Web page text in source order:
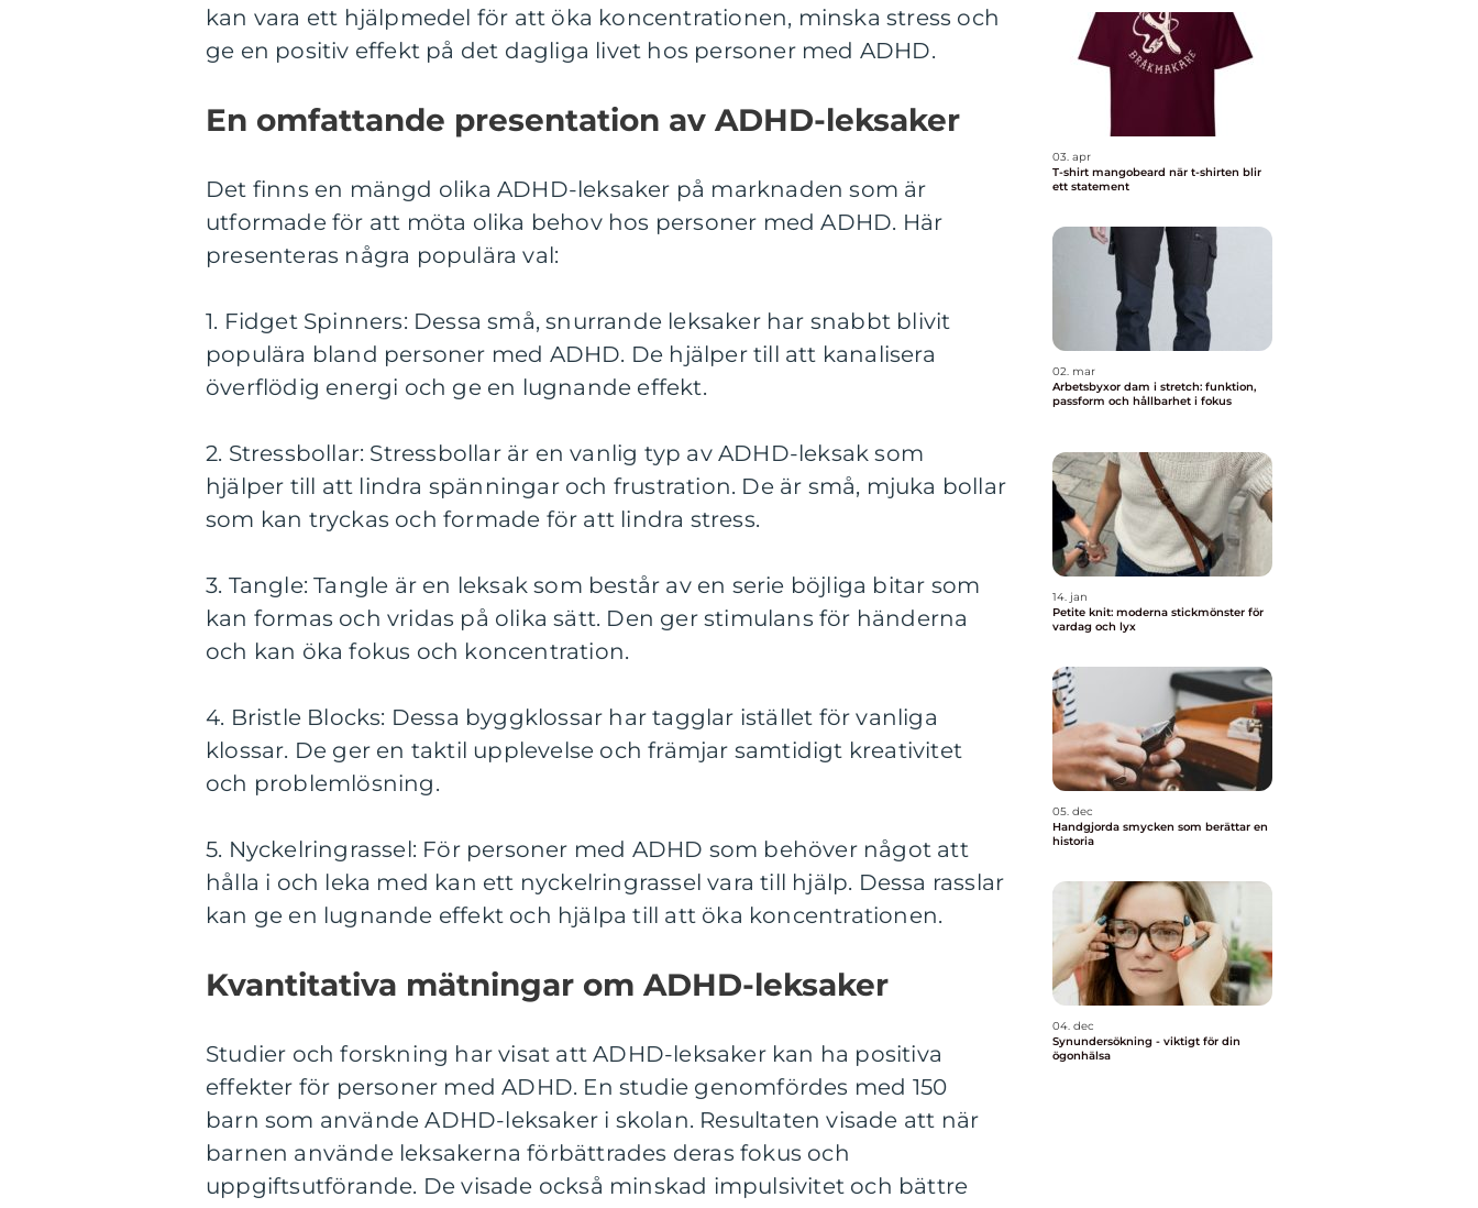
kan vara ett hjälpmedel för att öka koncentrationen, minska stress och
ge en positiv effekt på det dagliga livet hos personer med ADHD.
En omfattande presentation av ADHD-leksaker
Det finns en mängd olika ADHD-leksaker på marknaden som är
utformade för att möta olika behov hos personer med ADHD. Här
presenteras några populära val:
1. Fidget Spinners: Dessa små, snurrande leksaker har snabbt blivit
populära bland personer med ADHD. De hjälper till att kanalisera
överflödig energi och ge en lugnande effekt.
2. Stressbollar: Stressbollar är en vanlig typ av ADHD-leksak som
hjälper till att lindra spänningar och frustration. De är små, mjuka bollar
som kan tryckas och formade för att lindra stress.
3. Tangle: Tangle är en leksak som består av en serie böjliga bitar som
kan formas och vridas på olika sätt. Den ger stimulans för händerna
och kan öka fokus och koncentration.
4. Bristle Blocks: Dessa byggklossar har tagglar istället för vanliga
klossar. De ger en taktil upplevelse och främjar samtidigt kreativitet
och problemlösning.
5. Nyckelringrassel: För personer med ADHD som behöver något att
hålla i och leka med kan ett nyckelringrassel vara till hjälp. Dessa rasslar
kan ge en lugnande effekt och hjälpa till att öka koncentrationen.
Kvantitativa mätningar om ADHD-leksaker
Studier och forskning har visat att ADHD-leksaker kan ha positiva
effekter för personer med ADHD. En studie genomfördes med 150
barn som använde ADHD-leksaker i skolan. Resultaten visade att när
barnen använde leksakerna förbättrades deras fokus och
uppgiftsutförande. De visade också minskad impulsivitet och bättre
03. apr
T-shirt mangobeard när t-shirten blir
ett statement
02. mar
Arbetsbyxor dam i stretch: funktion,
passform och hållbarhet i fokus
14. jan
Petite knit: moderna stickmönster för
vardag och lyx
05. dec
Handgjorda smycken som berättar en
historia
04. dec
Synundersökning - viktigt för din
ögonhälsa